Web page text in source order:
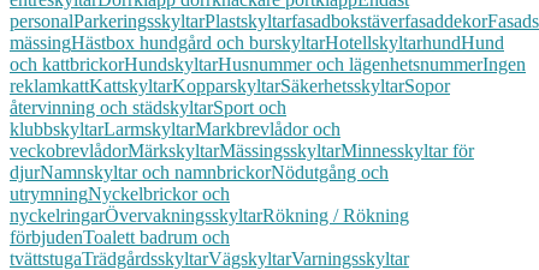
personalParkeringsskyltarPlastskyltarfasadbokstäverfasaddekor
mässingHästbox hundgård och burskyltarHotellskyltarhundHund
och kattbrickorHundskyltarHusnummer och lägenhetsnummerIngen
reklamkattKattskyltarKopparskyltarSäkerhetsskyltarSopor
återvinning och städskyltarSport och
klubbskyltarLarmskyltarMarkbrevlådor och
veckobrevlådorMärkskyltarMässingsskyltarMinnesskyltar för
djurNamnskyltar och namnbrickorNödutgång och
utrymningNyckelbrickor och
nyckelringarÖvervakningsskyltarRökning / Rökning
förbjudenToalett badrum och
tvättstugaTrädgårdsskyltarVägskyltarVarningsskyltar